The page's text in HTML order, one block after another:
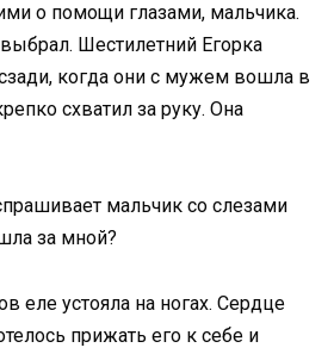
о помощи глазами, мальчика.
Шестилетний Егорка
когда они с мужем вошла в
схватил за руку. Она
мальчик со слезами
за мной?
еле устояла на ногах. Сердце
прижать его к себе и